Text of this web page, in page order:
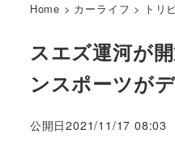
Home > カーライフ > トリ
スエズ運河が
ンスポーツが
公開日2021/11/17 08:03